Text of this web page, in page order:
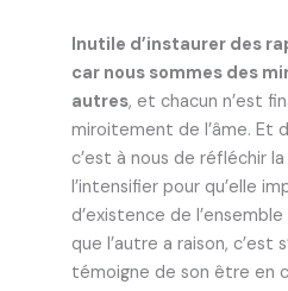
Inutile d’instaurer des
car nous sommes des
autres, et chacun n’est
miroitement de l’âme. Et
c’est à nous de réfléchir
l’intensifier pour qu’elle
d’existence de
que l’autre a raison, c’est
témoigne de son être en